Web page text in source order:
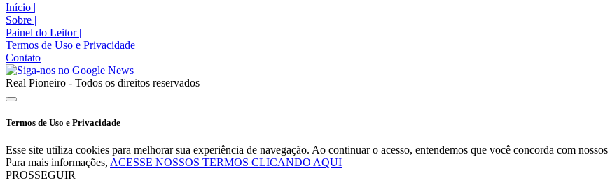
Início |
Sobre |
Painel do Leitor |
Termos de Uso e Privacidade |
Contato
Real Pioneiro - Todos os direitos reservados
Termos de Uso e Privacidade
Esse site utiliza cookies para melhorar sua experiência de navegação. Ao continuar o acesso, entendemos que você concorda com
Para mais informações, ACESSE NOSSOS TERMOS CLICANDO AQUI
PROSSEGUIR